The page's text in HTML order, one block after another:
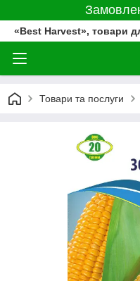
«Best Harvest», товари
Товари та послуги